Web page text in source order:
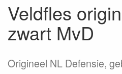
Veldfles
zwart MvD
Origineel NL Defensie,